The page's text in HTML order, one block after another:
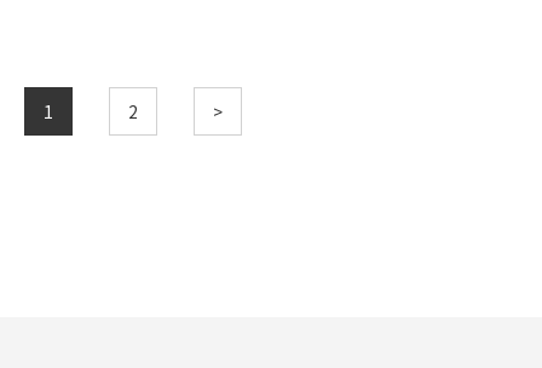
1 2 >